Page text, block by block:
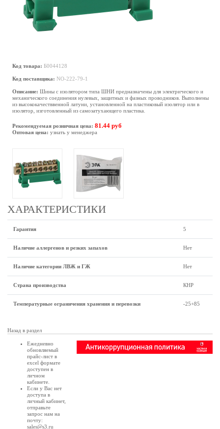
Код товара: Б0044128
Код поставщика: NO-222-79-1
Описание: Шины с изолятором типа ШНИ предназначены для электрического и
механического соединения нулевых, защитных и фазных проводников. Выполнены
из высококачестввенной латуни, установленной на пластиковый изолятор или в
изолятор, изготовленный из самозатухающего пластика.
Рекомендуемая розничная цена: 81.44 руб
Оптовая цена: узнать у менеджера
ХАРАКТЕРИСТИКИ
Гарантия 5
Наличие аллергенов и резких запахов Нет
Наличие категории ЛВЖ и ГЖ Нет
Страна производства КНР
Температурные ограничения хранения и перевозки -25+85
Назад в раздел
Ежедневно
обновляемый
прайс-лист в
excel формате
доступен в
личном
кабинете
Если у Вас нет
доступа в
личный кабинет,
отправьте
запрос нам на
почту:
sales@s3.ru